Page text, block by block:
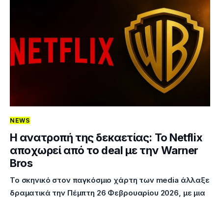
NEWS
Η ανατροπή της δεκαετίας: Το Netflix
αποχωρεί από το deal με την Warner
Bros
Το σκηνικό στον παγκόσμιο χάρτη των media άλλαξε
δραματικά την Πέμπτη 26 Φεβρουαρίου 2026, με μια